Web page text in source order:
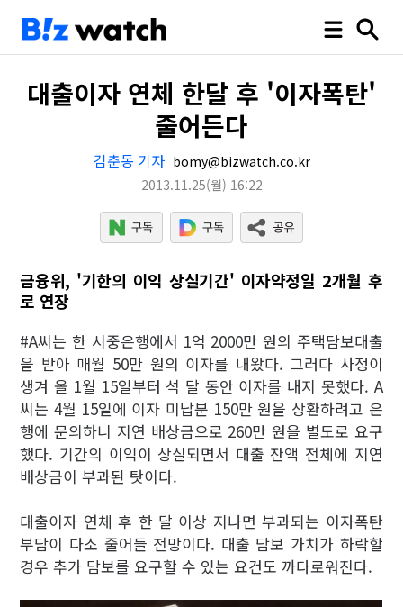
대출이자 연체 한달 후 '이자폭탄'
줄어든다
김춘동 기자 bomy@bizwatch.co.kr
2013.11.25(월) 16:22
금융위, '기한의 이익 상실기간' 이자약정일 2개월 후
로 연장
#A씨는 한 시중은행에서 1억 2000만 원의 주택담보대출
을 받아 매월 50만 원의 이자를 내왔다. 그러다 사정이
생겨 올 1월 15일부터 석 달 동안 이자를 내지 못했다. A
씨는 4월 15일에 이자 미납분 150만 원을 상환하려고 은
행에 문의하니 지연 배상금으로 260만 원을 별도로 요구
했다. 기간의 이익이 상실되면서 대출 잔액 전체에 지연
배상금이 부과된 탓이다.
대출이자 연체 후 한 달 이상 지나면 부과되는 이자폭탄
부담이 다소 줄어들 전망이다. 대출 담보 가치가 하락할
경우 추가 담보를 요구할 수 있는 요건도 까다로워진다.